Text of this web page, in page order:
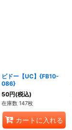
ビドー【UC】{FB10-
086}
50円(税込)
在庫数 147枚
カートに入れる